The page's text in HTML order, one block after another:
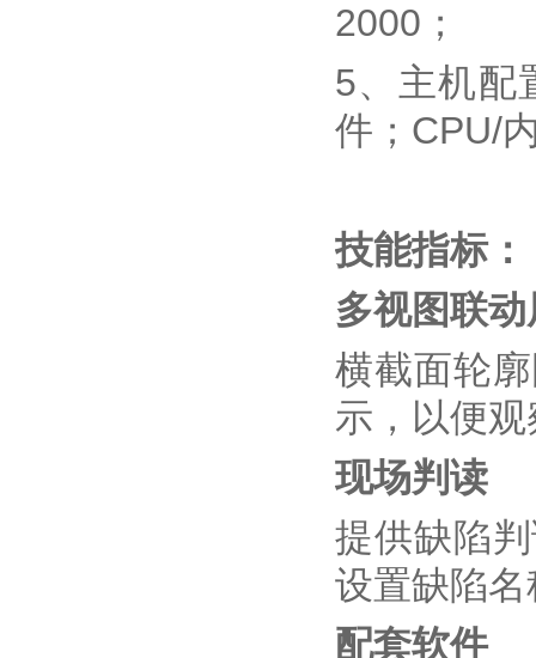
2000；
5、主机配
件；CPU/
技能指标：
多视图联
横截面轮
示，以便
现场判读
提供缺陷
设置缺陷
配套软件